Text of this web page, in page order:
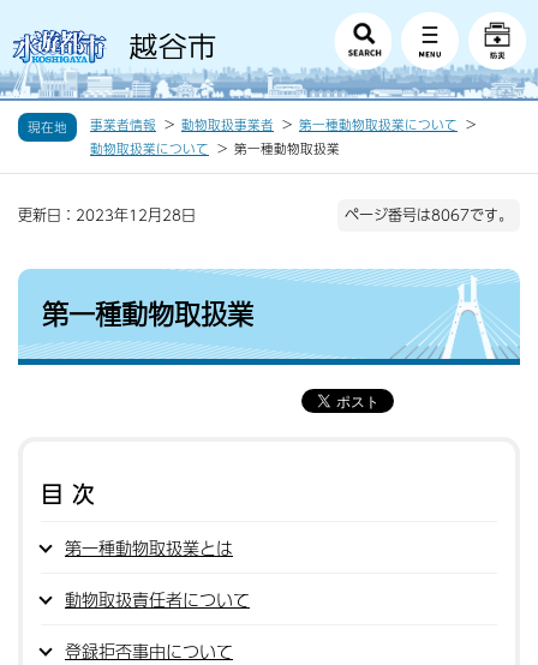
現在地 事業者情報 動物取扱事業者
第一種動物取扱業について
動物取扱業について
第一種動物取扱業
更新日：2023年12月28日 ページ番号は8067です。
第一種動物取扱業
目次
第一種動物取扱業とは
動物取扱責任者について
登録拒否事由について